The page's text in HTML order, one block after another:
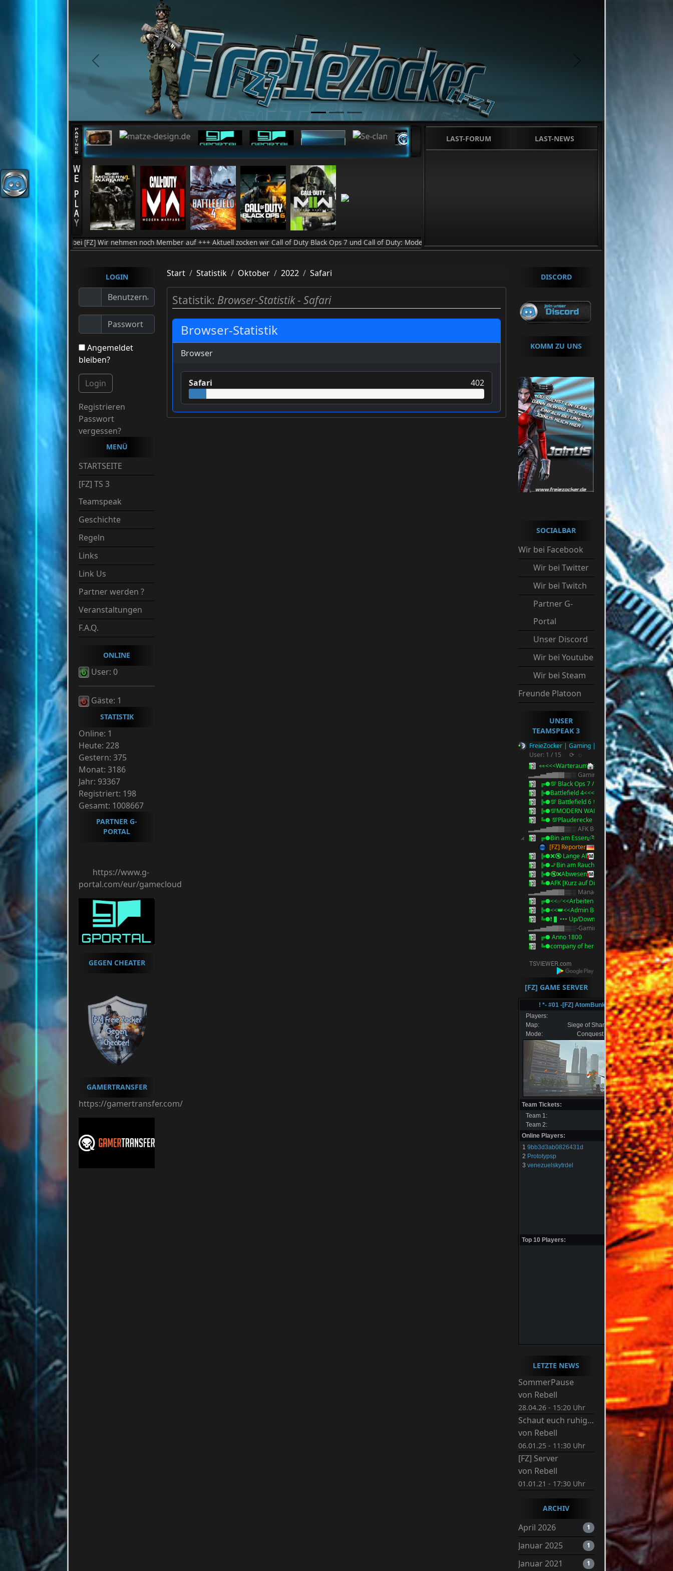
previous
LAST-FORUM LAST-NEWS
bei [FZ] Wir nehmen noch Member auf +++ Aktuell zocken wir Call of Duty Black Ops 7 und Call of Duty: Modern Warfare 4 / .+++ Um Beizutretten klicke »
LOGIN
Angemeldet
bleiben?
Login
Registrieren
Passwort
vergessen?
MENÜ
STARTSEITE
[FZ] TS 3
Teamspeak
Geschichte
Regeln
Links
Link Us
Partner werden ?
Veranstaltungen
F.A.Q.
ONLINE
User: 0
Gäste: 1
STATISTIK
Online: 1
Heute: 228
Gestern: 375
Monat: 3186
Jahr: 93367
Registriert: 198
Gesamt: 1008667
PARTNER G-
PORTAL
https://www.g-
portal.com/eur/gamecloud
GEGEN CHEATER
GAMERTRANSFER
https://gamertransfer.com/
Start Statistik Oktober 2022 Safari
Statistik: Browser-Statistik - Safari
Browser-Statistik
Browser
Safari 402
DISCORD
KOMM ZU UNS
SOCIALBAR
Wir bei Facebook
Wir bei Twitter
Wir bei Twitch
Partner G-
Portal
Unser Discord
Wir bei Youtube
Wir bei Steam
Freunde Platoon
UNSER
TEAMSPEAK 3
FreieZocker | Gaming | Reserve Ts3
User: 1 / 15
⟳ ◌
👀<<<Warteraum<<<👀
▂▃▅▇█▓▒░ Gaming ░▒▓█▇▅▃▂
╔●💯 Black Ops 7 / 2025 💯<<<
╠●Battlefield 4<<<
╠●💯 Battlefield 6 💯 <<<
╠●💯MODERN WARFARE 4 💯<<<
╚● 💯Plauderecke 💯<<<
▂▃▅▇█▓▒░ AFK Bereich ░▒▓█▇▅▃▂
╔●Bin am Essen<<<
[FZ] Reporter
╠●❌🔇 Lange AFK<<<🔇❌
╠●🚬Bin am Rauchen 5 Minuten🚬<<<
╠●🔇❌Abwesend bitte Anschreiben !!<<<🔇❌
╚●AFK [Kurz auf Discord][Anstupsen]
▂▃▅▇█▓▒░ Management ░▒▓█▇▅▃▂
╔●<<✅<<Arbeiten Homepage / Server>>>✅
╠●<<👑<<Admin Besprechung>>>👑
╚●❗ ▌••• Up/Download Bereich •••▌❗
▂▃▅▇█▓▒░-Gaming-░▒▓█▇▅▃▂
╔● Anno 1800
╚●company of heroes
[FZ] GAME SERVER
LETZTE NEWS
SommerPause
von Rebell
28.04.26 - 15:20 Uhr
Schaut euch ruhig um.
von Rebell
06.01.25 - 11:30 Uhr
[FZ] Server
von Rebell
01.01.21 - 17:30 Uhr
ARCHIV
April 2026 1
Januar 2025 1
Januar 2021 1